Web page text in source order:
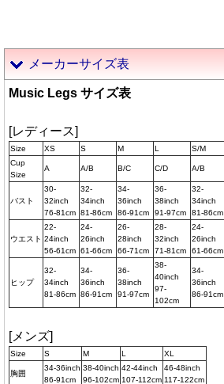
メーカーサイズ表
Music Legs サイズ表
[レディース]
Size XS S M L S/M
Cup
Size
A A/B B/C C/D A/B
バスト
30-
32inch
76-81cm
32-
34inch
81-86cm
34-
36inch
86-91cm
36-
38inch
91-97cm
32-
34inch
81-86cm
ウエスト
22-
24inch
56-61cm
24-
26inch
61-66cm
26-
28inch
66-71cm
28-
32inch
71-81cm
24-
26inch
61-66cm
ヒップ
32-
34inch
81-86cm
34-
36inch
86-91cm
36-
38inch
91-97cm
38-
40inch
97-
102cm
34-
36inch
86-91cm
[メンズ]
Size S M L XL
胸囲
34-36inch
86-91cm
38-40inch
96-102cm
42-44inch
107-112cm
46-48inch
117-122cm